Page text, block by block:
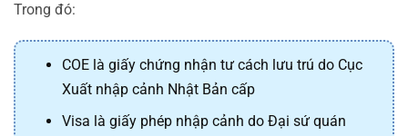
Trong đó:
COE là giấy chứng nhận tư cách lưu trú do Cục
Xuất nhập cảnh Nhật Bản cấp
Visa là giấy phép nhập cảnh do Đại sứ quán